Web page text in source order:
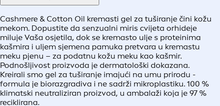
Cashmere & Cotton Oil kremasti gel za tuširanje čini kožu
mekom. Dopustite da senzualni miris cvijeta orhideje
miluje Vaša osjetila, dok se kremasto ulje s proteinima
kašmira i uljem sjemena pamuka pretvara u kremastu
meku pjenu – za podatnu kožu meku kao kašmir.
Podnošljivost proizvoda je dermatološki dokazana.
Kreirali smo gel za tuširanje imajući na umu prirodu -
formula je biorazgradiva i ne sadrži mikroplastiku. 100 %
klimatski neutraliziran proizvod, u ambalaži koja je 97 %
reciklirana.